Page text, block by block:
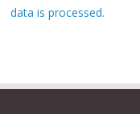
data is processed.